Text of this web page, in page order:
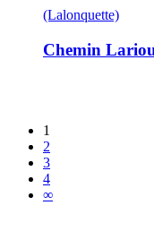
(Lalonquette)
Chemin
1
2
3
4
∞